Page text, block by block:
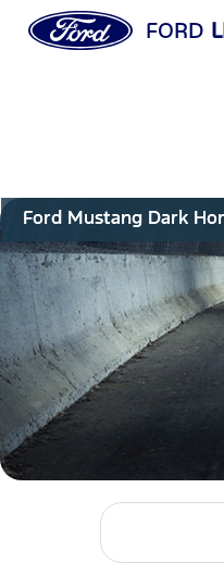
FORD
Ford Mustang Dark